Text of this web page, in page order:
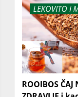
LEKOVITO I
ROOIBOS ČAJ